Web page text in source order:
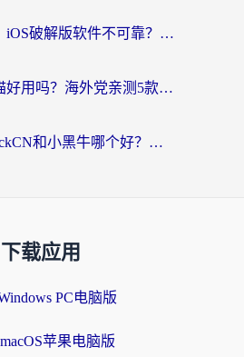
海外党别踩坑！iOS破解版软件不可靠？教你选对回国加速器无缝看国内资源
雷神手游和快喵好用吗？海外党亲测5款回国加速器，附斧牛Bling对比+微信视频号解决办法
海外党纠结ChickCN和小黑牛哪个好？一篇帮你选对回国加速器的实用指南
下载应用
PC电脑版
苹果电脑版